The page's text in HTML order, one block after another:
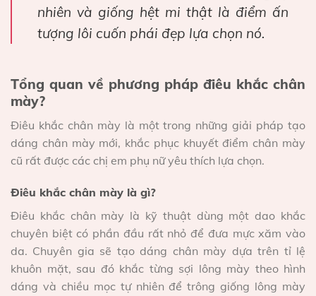
nhiên và giống hệt mi thật là điểm ấn
tượng lôi cuốn phái đẹp lựa chọn nó.
Tổng quan về phương pháp điêu khắc chân
mày?
Điêu khắc chân mày là một trong những giải pháp tạo
dáng chân mày mới, khắc phục khuyết điểm chân mày
cũ rất được các chị em phụ nữ yêu thích lựa chọn.
Điêu khắc chân mày là gì?
Điêu khắc chân mày là kỹ thuật dùng một dao khắc
chuyên biệt có phần đầu rất nhỏ để đưa mực xăm vào
da. Chuyên gia sẽ tạo dáng chân mày dựa trên tỉ lệ
khuôn mặt, sau đó khắc từng sợi lông mày theo hình
dáng và chiều mọc tự nhiên để trông giống lông mày